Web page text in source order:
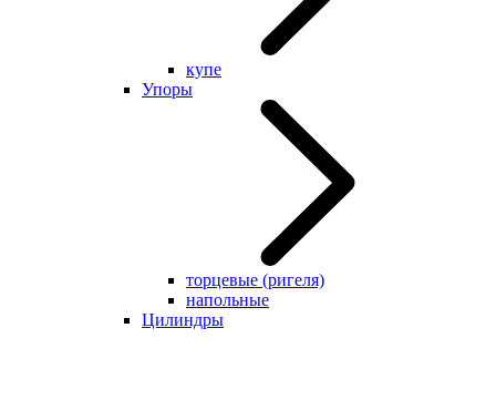
купе
Упоры
торцевые (ригеля)
напольные
Цилиндры